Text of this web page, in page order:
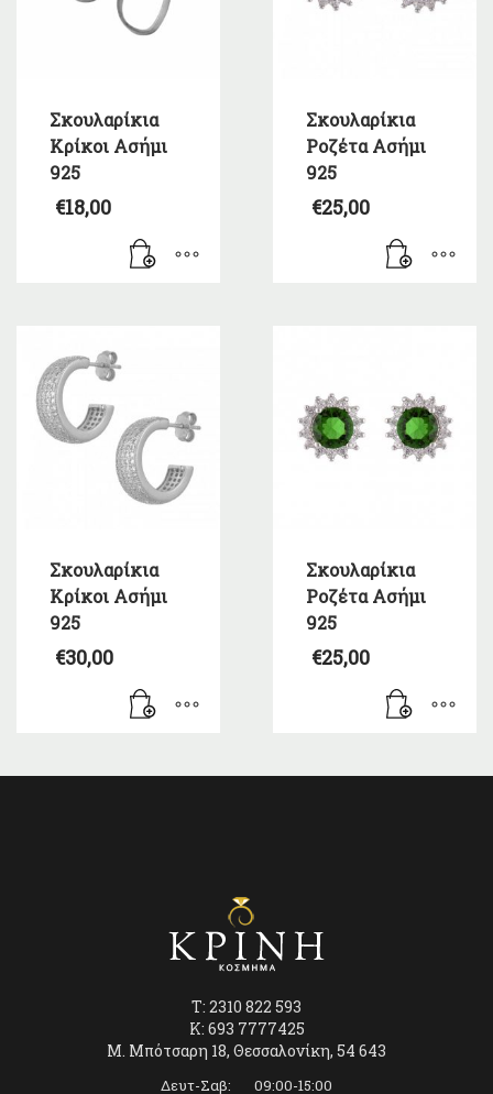
Σκουλαρίκια
Κρίκοι Ασήμι
925
€18,00
Σκουλαρίκια
Ροζέτα Ασήμι
925
€25,00
Σκουλαρίκια
Κρίκοι Ασήμι
925
€30,00
Σκουλαρίκια
Ροζέτα Ασήμι
925
€25,00
T: 2310 822 593
K: 693 7777425
Μ. Μπότσαρη 18, Θεσσαλονίκη, 54 643
Δευτ-Σαβ: 09:00-15:00